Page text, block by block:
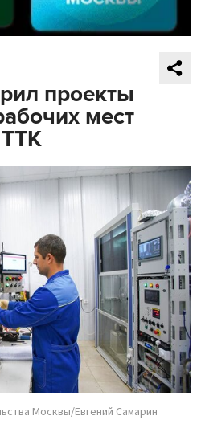
проекты
мест
Москвы/Евгений Самарин